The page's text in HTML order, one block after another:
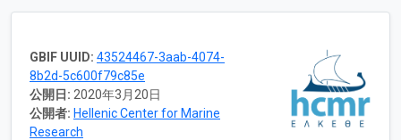
GBIF UUID: 43524467-3aab-4074-
8b2d-5c600f79c85e
公開日: 2020年3月20日
公開者: Hellenic Center for Marine
Research